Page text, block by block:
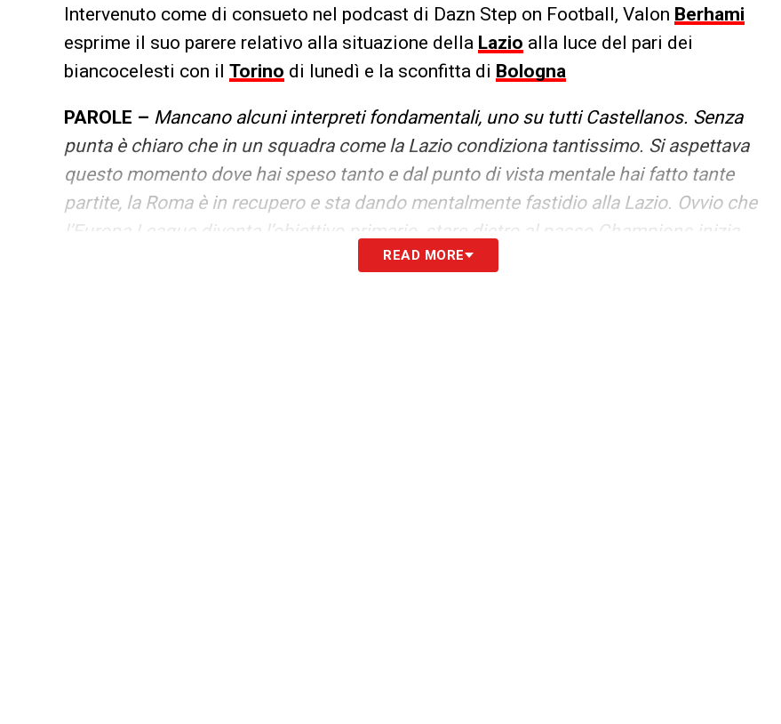
Intervenuto come di consueto nel podcast di Dazn Step on Football, Valon Berhami
esprime il suo parere relativo alla situazione della Lazio alla luce del pari dei
biancocelesti con il Torino di lunedì e la sconfitta di Bologna
PAROLE – Mancano alcuni interpreti fondamentali, uno su tutti Castellanos. Senza
punta è chiaro che in un squadra come la Lazio condiziona tantissimo. Si aspettava
questo momento dove hai speso tanto e dal punto di vista mentale hai fatto tante
partite, la Roma è in recupero e sta dando mentalmente fastidio alla Lazio. Ovvio che
l’Europa League diventa l’obiettivo primario, stare dietro al passo Champions inizia
complicato. La Lazio in Europa League deve assolutamente passare, credo che ce la
READ MORE